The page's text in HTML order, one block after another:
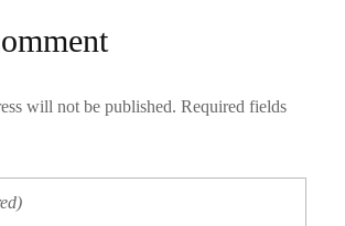
will not be published. Required fields